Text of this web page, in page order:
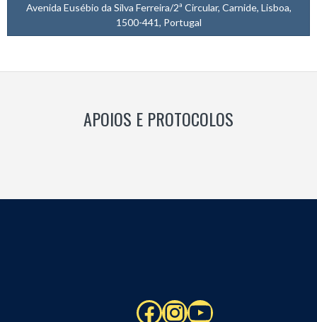
Avenida Eusébio da Silva Ferreira/2ª Circular, Carnide, Lisboa,
1500-441, Portugal
APOIOS E PROTOCOLOS
Facebook
Instagram
YouTube